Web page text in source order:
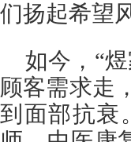
们扬起希望
如今，“
顾客需求走
到面部抗